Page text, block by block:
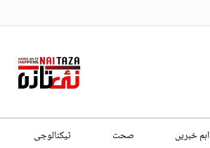
اہم خبریں صحت ٹیکنالوجی